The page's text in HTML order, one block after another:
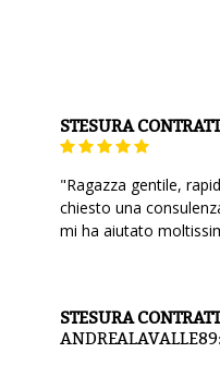
STESURA
"Ragazza gentile,
chiesto una
mi ha aiutato
STESURA
ANDREALAVALLE89: